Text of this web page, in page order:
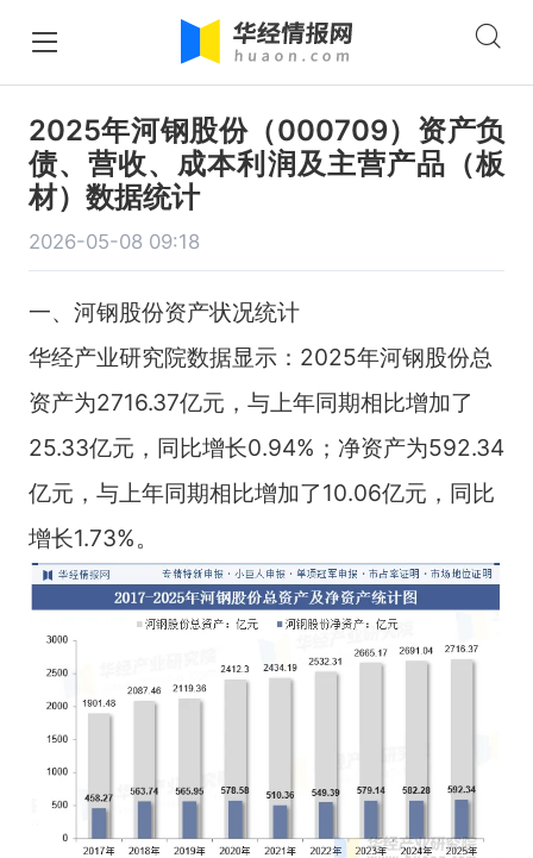
2025年河钢股份（000709）资产负
债、营收、成本利润及主营产品（板
材）数据统计
2026-05-08 09:18
一、河钢股份资产状况统计
华经产业研究院数据显示：2025年河钢股份总
资产为2716.37亿元，与上年同期相比增加了
25.33亿元，同比增长0.94%；净资产为592.34
亿元，与上年同期相比增加了10.06亿元，同比
增长1.73%。